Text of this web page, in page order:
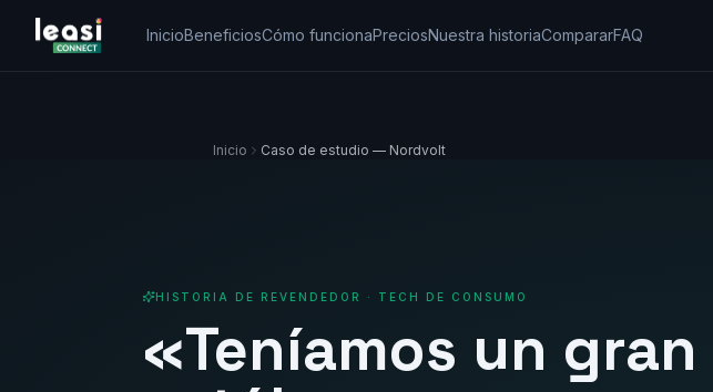
InicioBeneficiosCómo funcionaPreciosNuestra historiaCompararFAQ
Inicio Caso de estudio — Nordvolt
HISTORIA DE REVENDEDOR · TECH DE CONSUMO
«Teníamos un gran